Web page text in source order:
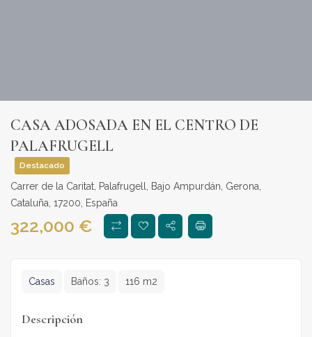
CASA ADOSADA EN EL CENTRO DE
PALAFRUGELL
Destacado
Carrer de la Caritat, Palafrugell, Bajo Ampurdán, Gerona,
Cataluña, 17200, España
322,000 €
Casas Baños: 3 116 m2
Descripción